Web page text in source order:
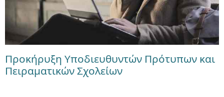
Προκήρυξη Υποδιευθυντών Πρότυπων και
Πειραματικών Σχολείων